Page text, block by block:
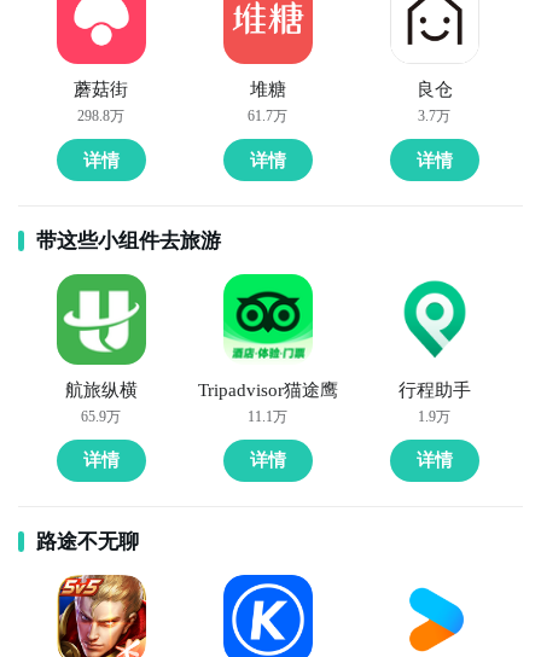
蘑菇街
298.8万
详情
堆糖
61.7万
详情
良仓
3.7万
详情
带这些小组件去旅游
航旅纵横
65.9万
详情
Tripadvisor猫途鹰
11.1万
详情
行程助手
1.9万
详情
路途不无聊